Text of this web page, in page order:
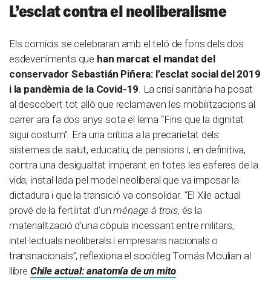
L’esclat contra el neoliberalisme
Els comicis se celebraran amb el teló de fons dels dos
esdeveniments que han marcat el mandat del
conservador Sebastián Piñera: l’esclat social del 2019
i la pandèmia de la Covid-19. La crisi sanitària ha posat
al descobert tot allò que reclamaven les mobilitzacions al
carrer ara fa dos anys sota el lema “Fins que la dignitat
sigui costum”. Era una crítica a la precarietat dels
sistemes de salut, educatiu, de pensions i, en definitiva,
contra una desigualtat imperant en totes les esferes de la
vida, instal·lada pel model neoliberal que va imposar la
dictadura i que la transició va consolidar. “El Xile actual
prové de la fertilitat d’unménage à trois, és la
materialització d’una còpula incessant entre militars,
intel·lectuals neoliberals i empresaris nacionals o
transnacionals”, reflexiona el sociòleg Tomás Moulian al
llibre Chile actual: anatomía de un mito.